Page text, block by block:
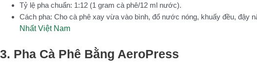
Tỷ lệ pha chuẩn: 1:12 (1 gram cà phê/12 ml nước).
Cách pha: Cho cà phê xay vừa vào bình, đổ nước nóng, khuấy đều,
Nhất Việt Nam
3. Pha Cà Phê Bằng AeroPress